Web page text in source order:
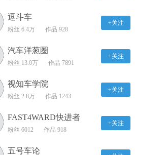
01:02
2025广州车展 全新插电
看看真正的空气动力学
静态品鉴2025款路特斯
Eletre
抢先体验奇瑞全新瑞虎8
搭载北汽神擎 静态体验
逗斗车
粉丝 6.4万 作品 928
+关注
汽车洋葱圈
粉丝 13.0万 作品 7891
+关注
视知车学院
粉丝 2.8万 作品 1243
+关注
FAST4WARD快进者
粉丝 6012 作品 918
+关注
五号车论